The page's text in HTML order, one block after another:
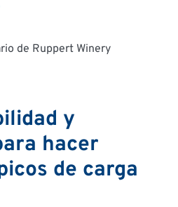
de Ruppert Winery
y
hacer
de carga